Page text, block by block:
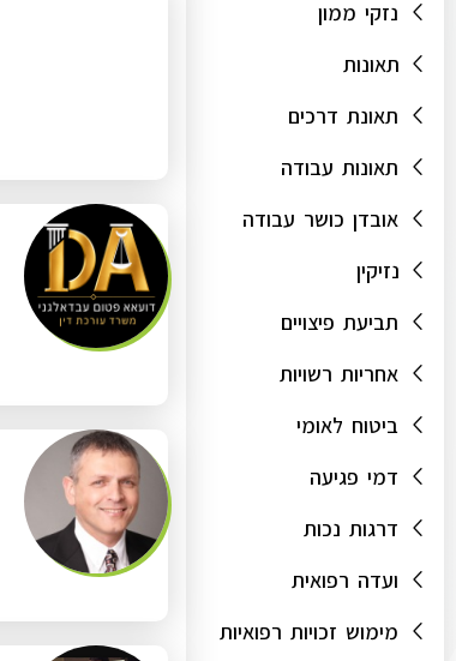
נזקי ממון
תאונות
תאונת דרכים
תאונות עבודה
אובדן כושר עבודה
נזיקין
תביעת פיצויים
אחריות רשויות
ביטוח לאומי
דמי פגיעה
דרגות נכות
ועדה רפואית
מימוש זכויות רפואיות